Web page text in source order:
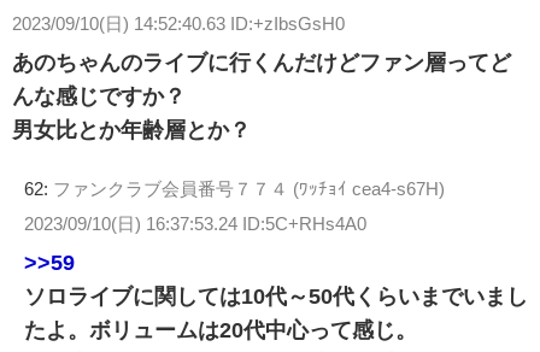
2023/09/10(日) 14:52:40.63 ID:+zIbsGsH0
あのちゃんのライブに行くんだけどファン層ってど
んな感じですか？
男女比とか年齢層とか？
62: ファンクラブ会員番号７７４ (ﾜｯﾁｮｲ cea4-s67H)
2023/09/10(日) 16:37:53.24 ID:5C+RHs4A0
>>59
ソロライブに関しては10代～50代くらいまでいまし
たよ。ボリュームは20代中心って感じ。